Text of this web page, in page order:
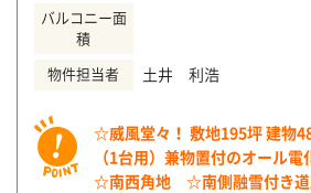
バルコニー面
積
物件担当者
土井 利浩
☆威風堂々！ 敷地195坪 建物
（1台用）兼物置付のオール電
☆南西角地 ☆南側融雪付き